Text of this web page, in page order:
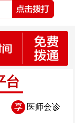
台
享 医师会诊